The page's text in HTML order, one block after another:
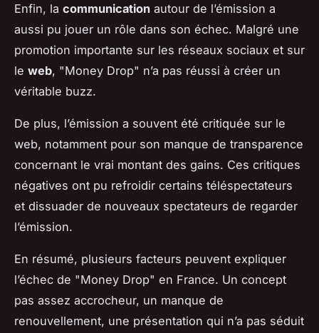
Enfin, la communication autour de l’émission a
aussi pu jouer un rôle dans son échec. Malgré une
promotion importante sur les réseaux sociaux et sur
le web, "Money Drop" n’a pas réussi à créer un
véritable buzz.
De plus, l’émission a souvent été critiquée sur le
web, notamment pour son manque de transparence
concernant le vrai montant des gains. Ces critiques
négatives ont pu refroidir certains téléspectateurs
et dissuader de nouveaux spectateurs de regarder
l’émission.
En résumé, plusieurs facteurs peuvent expliquer
l’échec de "Money Drop" en France. Un concept
pas assez accrocheur, un manque de
renouvellement, une présentation qui n’a pas séduit